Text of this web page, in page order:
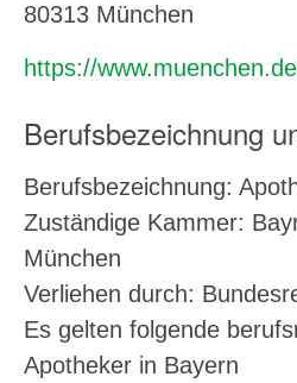
80313 München
https://
Berufsbezeichnung
Berufsbezeichnung:
Zuständige Kammer:
München
Verliehen durch:
Es gelten folgende
Apotheker in Bayern